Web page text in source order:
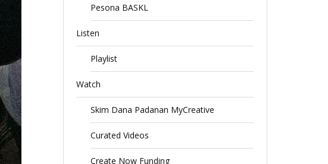
Pesona BASKL
Listen
Playlist
Watch
Skim Dana Padanan MyCreative
Curated Videos
Create Now Funding